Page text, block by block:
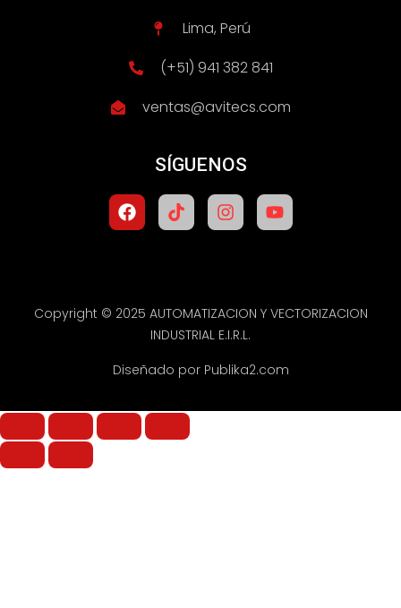
Lima, Perú
(+51) 941 382 841
ventas@avitecs.com
SÍGUENOS
Copyright © 2025 AUTOMATIZACION Y VECTORIZACION
INDUSTRIAL E.I.R.L.
Diseñado por Publika2.com